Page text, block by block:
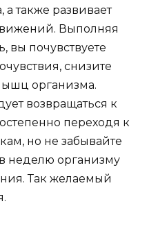
а также развивает
Выполняя
вы почувствуете
снизите
организма.
возвращаться к
переходя к
но не забывайте
неделю организму
Так желаемый